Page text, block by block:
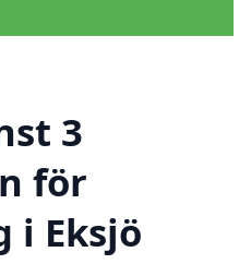
3
för
i Eksjö